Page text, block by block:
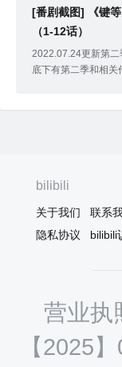
[番剧截图] 《键
（1-12话）
2022.07.24更新第二
底下有第二季和相关
方都没放，就拿截图
季完结说明一下，
12话，第二季是13-
bilibili
关于我们 联系
隐私协议
bilibili
营业执
【2025